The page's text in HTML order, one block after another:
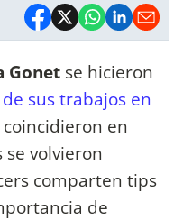
Gonet se hicieron
sus trabajos en
en
volvieron
comparten tips
de